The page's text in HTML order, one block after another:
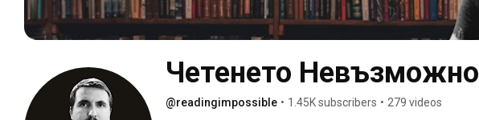
Четенето Невъзможно
@readingimpossible • 1.45K subscribers • 279 videos